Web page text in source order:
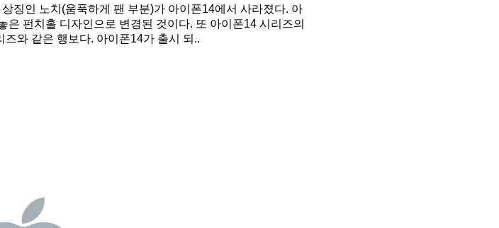
징인 노치(움푹하게 팬 부분)가 아이폰14에서 사라졌다. 아
펀치홀 디자인으로 변경된 것이다. 또 아이폰14 시리즈의
와 같은 행보다. 아이폰14가 출시 되..